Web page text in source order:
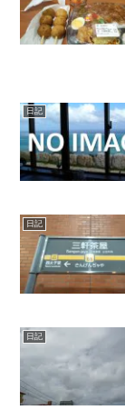
日記
日記
日記